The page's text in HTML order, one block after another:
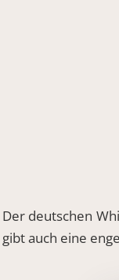
Der deutschen
gibt auch eine